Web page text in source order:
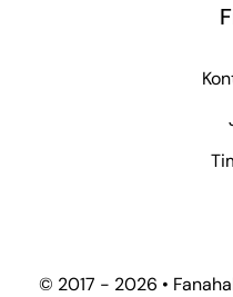
© 2017 - 2026 •